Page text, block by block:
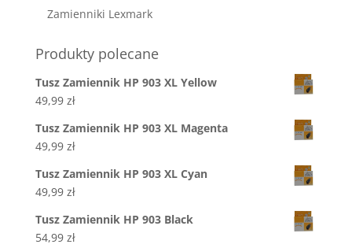
Zamienniki Lexmark
Produkty polecane
Tusz Zamiennik HP 903 XL Yellow
49,99 zł
Tusz Zamiennik HP 903 XL Magenta
49,99 zł
Tusz Zamiennik HP 903 XL Cyan
49,99 zł
Tusz Zamiennik HP 903 Black
54,99 zł